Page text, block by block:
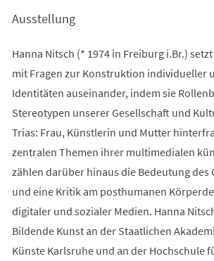
neuen
Ausstellung
Hanna Nitsch (* 1974 in Freiburg i.Br.)
mit Fragen zur Konstruktion individueller
Identitäten auseinander, indem sie
Stereotypen unserer Gesellschaft und
Trias: Frau, Künstlerin und Mutter
zentralen Themen ihrer multimedialen
zählen darüber hinaus die Bedeutung des
und eine Kritik am posthumanen
digitaler und sozialer Medien. Hanna
Bildende Kunst an der Staatlichen
Künste Karlsruhe und an der Hochschule